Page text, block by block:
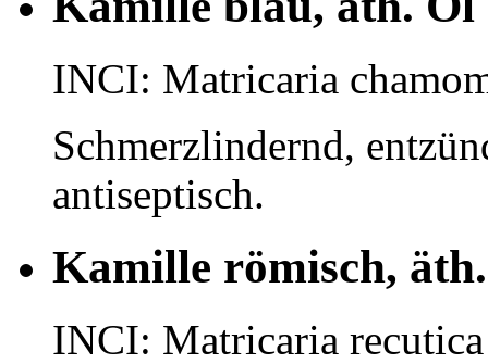
INCI: Matricaria
Schmerzlindernd,
antiseptisch.
Kamille römisch,
INCI: Matricaria